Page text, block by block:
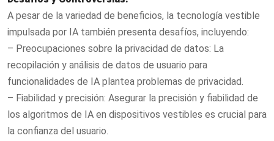
A pesar de la variedad de beneficios, la tecnología vestible
impulsada por IA también presenta desafíos, incluyendo:
– Preocupaciones sobre la privacidad de datos: La
recopilación y análisis de datos de usuario para
funcionalidades de IA plantea problemas de privacidad.
– Fiabilidad y precisión: Asegurar la precisión y fiabilidad de
los algoritmos de IA en dispositivos vestibles es crucial para
la confianza del usuario.